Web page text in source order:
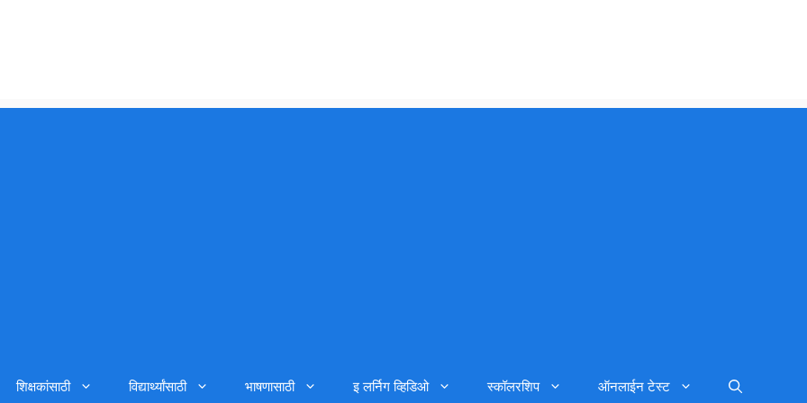
शिक्षकांसाठी विद्यार्थ्यांसाठी भाषणासाठी इ लर्निग व्हिडिओ स्कॉलरशिप ऑनलाईन टेस्ट